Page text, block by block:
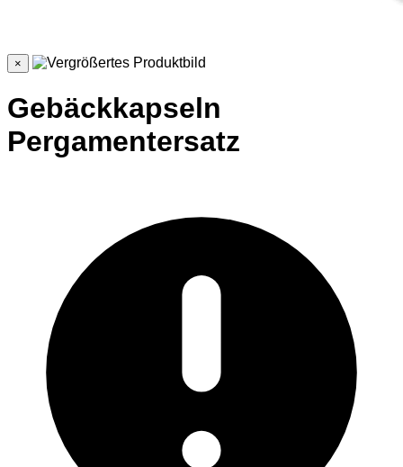
×
Gebäckkapseln
Pergamentersatz